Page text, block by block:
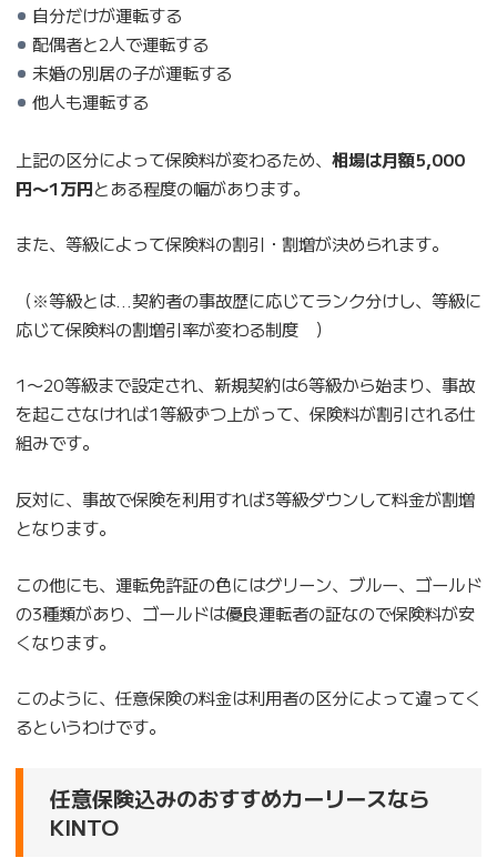
自分だけが運転する
配偶者と2人で運転する
未婚の別居の子が運転する
他人も運転する
上記の区分によって保険料が変わるため、 相場は月額5,000
円〜1万円とある程度の幅があります。
また、等級によって保険料の割引・割増が決められます。
（※等級とは…契約者の事故歴に応じてランク分けし、等級に
応じて保険料の割増引率が変わる制度 ）
1〜20等級まで設定され、新規契約は6等級から始まり、事故
を起こさなければ1等級ずつ上がって、保険料が割引される仕
組みです。
反対に、事故で保険を利用すれば3等級ダウンして料金が割増
となります。
この他にも、運転免許証の色にはグリーン、ブルー、ゴールド
の3種類があり、ゴールドは優良運転者の証なので保険料が安
くなります。
このように、任意保険の料金は利用者の区分によって違ってく
るというわけです。
任意保険込みのおすすめカーリースなら
KINTO